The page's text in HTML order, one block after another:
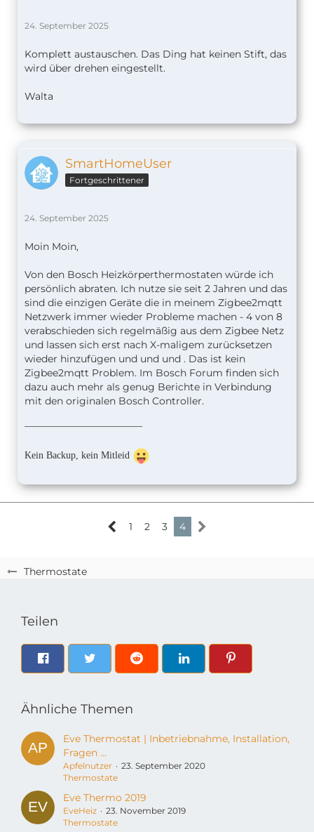
Thermostate
24. September 2025
Komplett austauschen. Das Ding hat keinen Stift, das
wird über drehen eingestellt.
Walta
SmartHomeUser
Fortgeschrittener
24. September 2025
Moin Moin,
Von den Bosch Heizkörperthermostaten würde ich
persönlich abraten. Ich nutze sie seit 2 Jahren und das
sind die einzigen Geräte die in meinem Zigbee2mqtt
Netzwerk immer wieder Probleme machen - 4 von 8
verabschieden sich regelmäßig aus dem Zigbee Netz
und lassen sich erst nach X-maligem zurücksetzen
wieder hinzufügen und und und . Das ist kein
Zigbee2mqtt Problem. Im Bosch Forum finden sich
dazu auch mehr als genug Berichte in Verbindung
mit den originalen Bosch Controller.
————————————
Kein Backup, kein Mitleid
1 2 3 4
Teilen
Ähnliche Themen
Eve Thermostat | Inbetriebnahme, Installation,
Fragen ...
Apfelnutzer
23. September 2020
Thermostate
Eve Thermo 2019
EveHeiz
23. November 2019
Thermostate